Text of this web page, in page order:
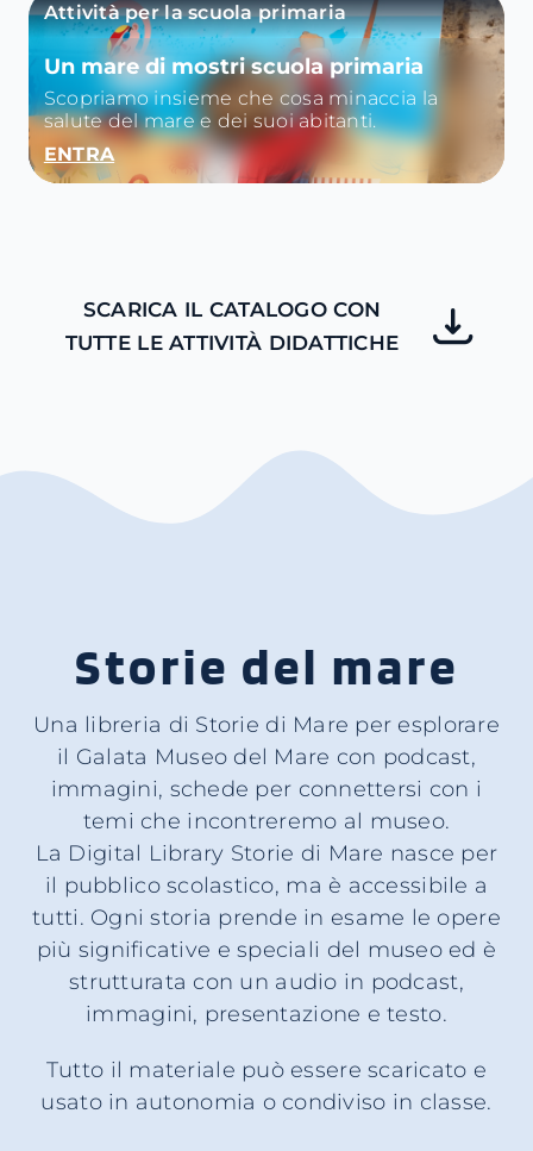
Attività per la scuola primaria
Un mare di mostri scuola primaria
Scopriamo insieme che cosa minaccia la
salute del mare e dei suoi abitanti.
ENTRA
SCARICA IL CATALOGO CON
TUTTE LE ATTIVITÀ DIDATTICHE
Storie del mare
Una libreria di Storie di Mare per esplorare
il Galata Museo del Mare con podcast,
immagini, schede per connettersi con i
temi che incontreremo al museo.
La Digital Library Storie di Mare nasce per
il pubblico scolastico, ma è accessibile a
tutti. Ogni storia prende in esame le opere
più significative e speciali del museo ed è
strutturata con un audio in podcast,
immagini, presentazione e testo.
Tutto il materiale può essere scaricato e
usato in autonomia o condiviso in classe.